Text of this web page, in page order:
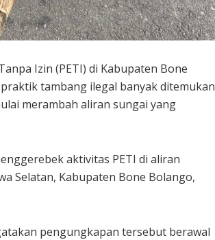
Izin (PETI) di Kabupaten Bone
tambang ilegal banyak ditemukan
merambah aliran sungai yang
aktivitas PETI di aliran
Selatan, Kabupaten Bone Bolango,
pengungkapan tersebut berawal